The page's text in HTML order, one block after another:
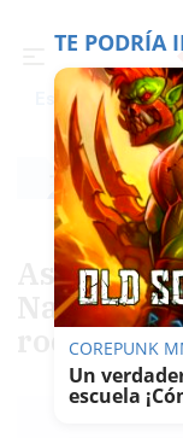
Es noticia
Así es el
Navidad,
rodada
TE PODRÍA
COREPUNK
Un
escuela